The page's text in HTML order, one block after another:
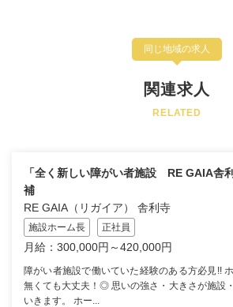
同じ地域の求人
関連求人
RELATED
「全く新しい障がい者施設 RE GAIA舎
補
RE GAIA（リガイア） 舎利寺
施設ホーム長 正社員
月給：300,000円～420,000円
障がい者施設で働いていた経験のある方必見!!
無くても大丈夫！◎ 思いの強さ・大きさが施設
いきます。 ホー...